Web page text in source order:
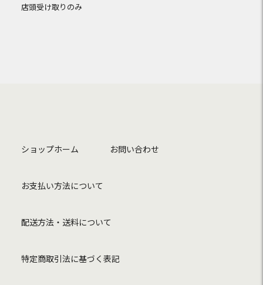
店頭受け取りのみ
ショップホーム お問い合わせ
お支払い方法について
配送方法・送料について
特定商取引法に基づく表記